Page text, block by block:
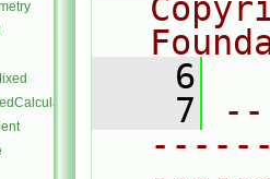
    6
    7